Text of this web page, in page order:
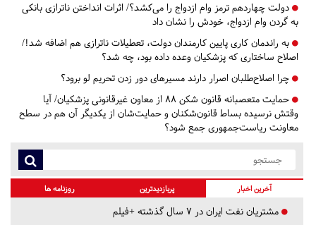
دولت چهاردهم ترمز وام ازدواج را می‌کشد؟/ اثرات انداختن ناترازی بانکی
به گردن وام ازدواج، خودش را نشان داد
به راندمان کاری پایین کارمندان دولت، تعطیلات ناترازی هم اضافه شد!/
اصلاح ساختاری که پزشکیان وعده داده بود،‌ چه شد؟
چرا اصلاح‌طلبان اصرار دارند مسیرهای دور زدن تحریم لو برود؟
حمایت متعصبانه قانون شکن ۸۸ از معاون غیرقانونی پزشکیان/ آیا
وقتش نرسیده بساط قانون‌شکنان و حمایت‌شان از یکدیگر آن هم در سطح
معاونت ریاست‌جمهوری جمع شود؟
آخرین اخبار پربازدیدترین روزنامه ها
مشتریان نفت ایران در ۷ سال گذشته +فیلم